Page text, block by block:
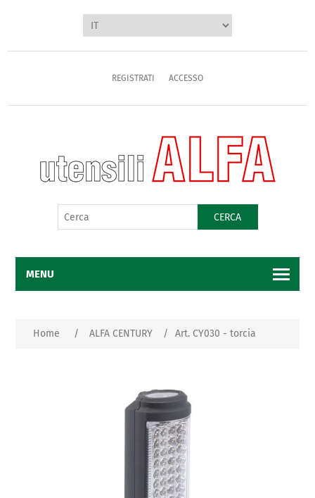
REGISTRATI ACCESSO
CERCA
MENU
Home / ALFA CENTURY / Art. CY030 - torcia